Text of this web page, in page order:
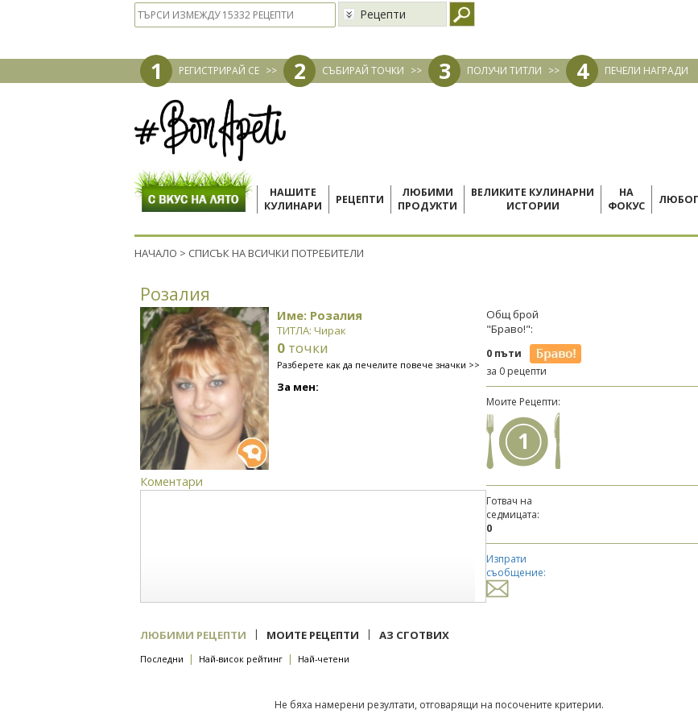
Рецепти
1 РЕГИСТРИРАЙ СЕ >> 2 СЪБИРАЙ ТОЧКИ >> 3 ПОЛУЧИ ТИТЛИ >> 4 ПЕЧЕЛИ НАГРАДИ
НАШИТЕ
КУЛИНАРИ
РЕЦЕПТИ
ЛЮБИМИ
ПРОДУКТИ
ВЕЛИКИТЕ КУЛИНАРНИ
ИСТОРИИ
НА
ФОКУС
НАЧАЛО > СПИСЪК НА ВСИЧКИ ПОТРЕБИТЕЛИ
Розалия
Име: Розалия
ТИТЛА: Чирак
0 точки
Разберете как да печелите повече значки >>
За мен:
Коментари
Общ брой
"Браво!":
0 пъти
за 0 рецепти
Моите Рецепти:
1
Готвач на
седмицата:
0
Изпрати
съобщение:
ЛЮБИМИ РЕЦЕПТИ | МОИТЕ РЕЦЕПТИ | АЗ СГОТВИХ
Последни | Най-висок рейтинг | Най-четени
Не бяха намерени резултати, отговарящи на посочените критерии.